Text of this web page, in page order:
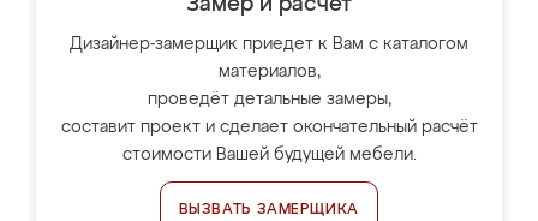
Замер и расчет
Дизайнер-замерщик приедет к Вам с каталогом
материалов,
проведёт детальные замеры,
составит проект и сделает окончательный расчёт
стоимости Вашей будущей мебели.
ВЫЗВАТЬ ЗАМЕРЩИКА